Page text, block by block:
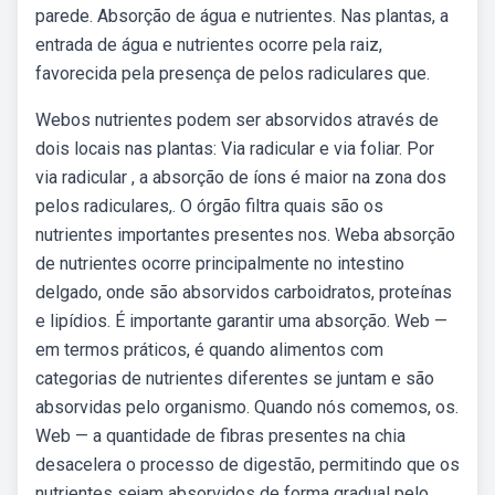
parede. Absorção de água e nutrientes. Nas plantas, a
entrada de água e nutrientes ocorre pela raiz,
favorecida pela presença de pelos radiculares que.
Webos nutrientes podem ser absorvidos através de
dois locais nas plantas: Via radicular e via foliar. Por
via radicular , a absorção de íons é maior na zona dos
pelos radiculares,. O órgão filtra quais são os
nutrientes importantes presentes nos. Weba absorção
de nutrientes ocorre principalmente no intestino
delgado, onde são absorvidos carboidratos, proteínas
e lipídios. É importante garantir uma absorção. Web —
em termos práticos, é quando alimentos com
categorias de nutrientes diferentes se juntam e são
absorvidas pelo organismo. Quando nós comemos, os.
Web — a quantidade de fibras presentes na chia
desacelera o processo de digestão, permitindo que os